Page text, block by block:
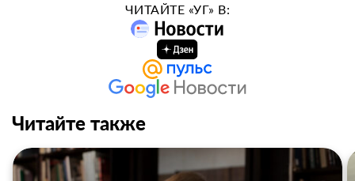
ЧИТАЙТЕ «УГ» В:
Читайте также